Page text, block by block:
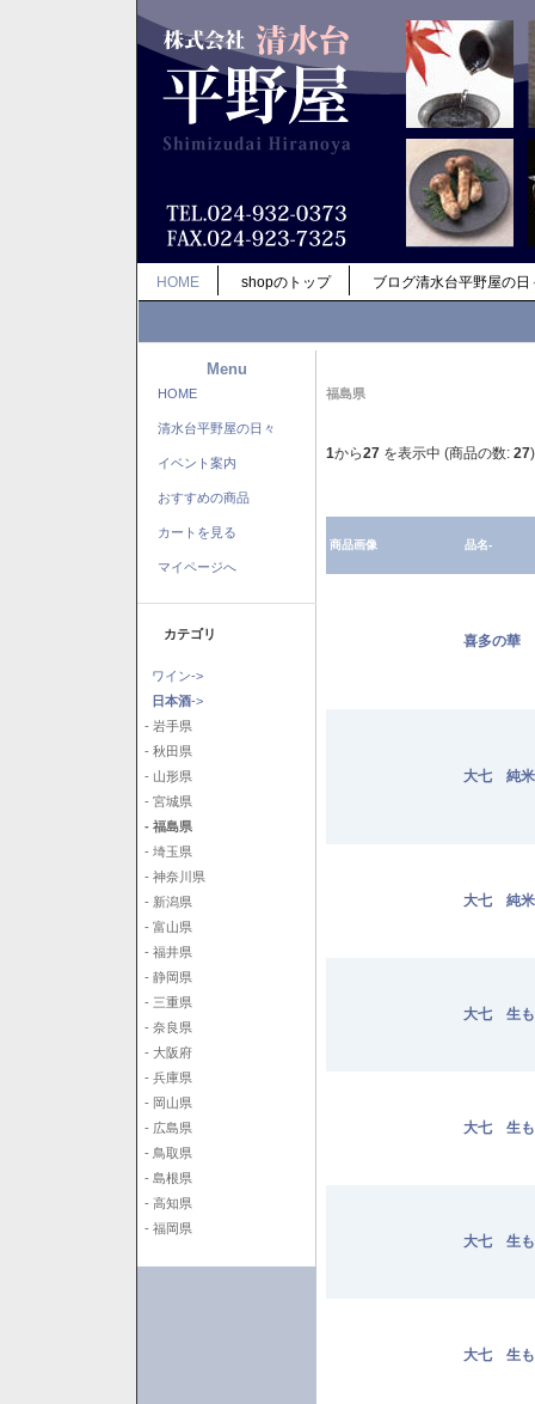
HOME shopのトップ ブログ清水台平野屋の日
Menu
HOME
清水台平野屋の日々
イベント案内
おすすめの商品
カートを見る
マイページへ
カテゴリ
ワイン->
日本酒->
- 岩手県
- 秋田県
- 山形県
- 宮城県
- 福島県
- 埼玉県
- 神奈川県
- 新潟県
- 富山県
- 福井県
- 静岡県
- 三重県
- 奈良県
- 大阪府
- 兵庫県
- 岡山県
- 広島県
- 鳥取県
- 島根県
- 高知県
- 福岡県
福島県
1から27 を表示中 (商品の数: 27)
商品画像 品名-
喜多の華
大七 純
大七 純
大七 生
大七 生
大七 生
大七 生